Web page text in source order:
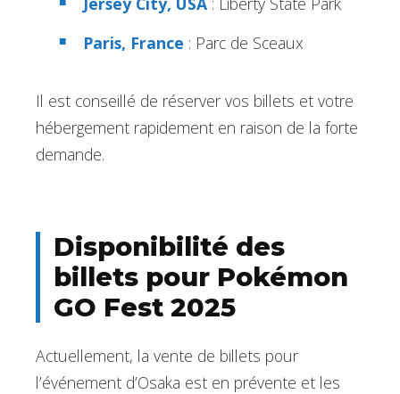
Paris, France : Parc de Sceaux
Il est conseillé de réserver vos billets et votre
hébergement rapidement en raison de la forte
demande.
Disponibilité des
billets pour Pokémon
GO Fest 2025
Actuellement, la vente de billets pour
l’événement d’Osaka est en prévente et les